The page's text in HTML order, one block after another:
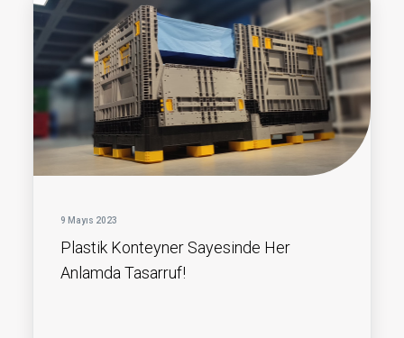
9 Mayıs 2023
Plastik Konteyner Sayesinde Her
Anlamda Tasarruf!